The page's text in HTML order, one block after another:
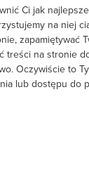
Ci jak
na niej
zapamiętywać
treści na stronie
Oczywiście to
lub dostępu do